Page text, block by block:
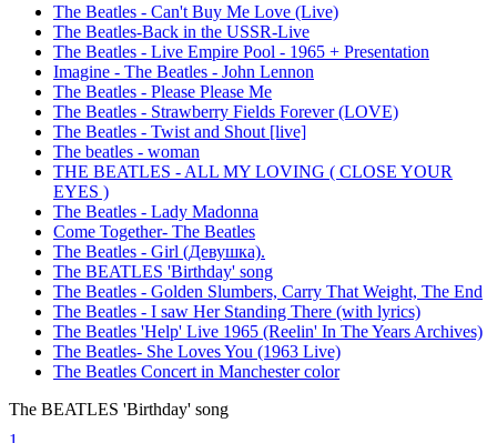
The Beatles - Can't Buy Me Love (Live)
The Beatles-Back in the USSR-Live
The Beatles - Live Empire Pool - 1965 + Presentation
Imagine - The Beatles - John Lennon
The Beatles - Please Please Me
The Beatles - Strawberry Fields Forever (LOVE)
The Beatles - Twist and Shout [live]
The beatles - woman
THE BEATLES - ALL MY LOVING ( CLOSE YOUR
EYES )
The Beatles - Lady Madonna
Come Together- The Beatles
The Beatles - Girl (Девушка).
The BEATLES 'Birthday' song
The Beatles - Golden Slumbers, Carry That Weight, The End
The Beatles - I saw Her Standing There (with lyrics)
The Beatles 'Help' Live 1965 (Reelin' In The Years Archives)
The Beatles- She Loves You (1963 Live)
The Beatles Concert in Manchester color
The BEATLES 'Birthday' song